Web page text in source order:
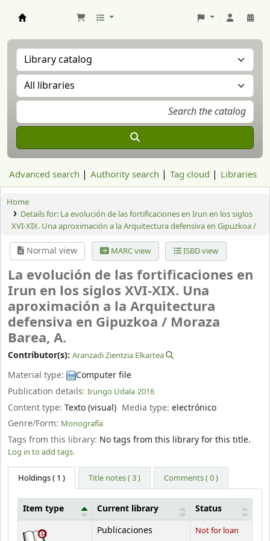
Advanced search Authority search Tag cloud Libraries
Home
Details for: La evolución de las fortificaciones en Irun en los siglos
XVI-XIX. Una aproximación a la Arquitectura defensiva en Gipuzkoa /
Normal view MARC view ISBD view
La evolución de las fortificaciones en
Irun en los siglos XVI-XIX. Una
aproximación a la Arquitectura
defensiva en Gipuzkoa / Moraza
Barea, A.
Contributor(s): Aranzadi Zientzia Elkartea
Material type:
Computer file
Publication details: Irungo Udala 2016
Content type: Texto (visual) Media type:electrónico
Genre/Form: Monografía
Tags from this library: No tags from this library for this title.
Log in to add tags.
Holdings( 1 ) Title notes ( 3 ) Comments ( 0 )
Holdings
Item type Current library
Status
Publicaciones
Not for loan